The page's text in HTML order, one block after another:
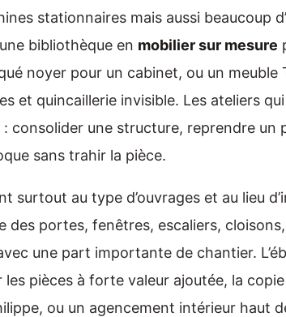
stationnaires mais aussi beaucoup
bibliothèque en mobilier sur mesure
noyer pour un cabinet, ou un meuble
et quincaillerie invisible. Les ateliers
consolider une structure, reprendre un
sans trahir la pièce.
surtout au type d’ouvrages et au lieu
des portes, fenêtres, escaliers,
une part importante de chantier.
pièces à forte valeur ajoutée, la
ou un agencement intérieur haut